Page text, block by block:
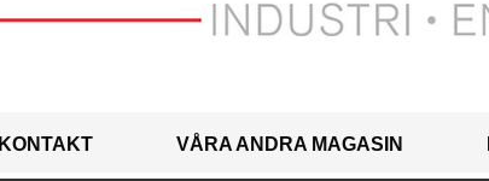
KONTAKT VÅRA ANDRA MAGASIN